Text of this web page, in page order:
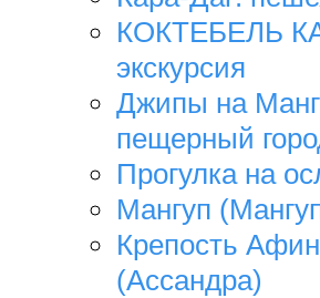
КОКТЕБЕЛЬ
экскурсия
Джипы на
пещерный
Прогулка на
Мангуп
Крепость
(Ассандра)